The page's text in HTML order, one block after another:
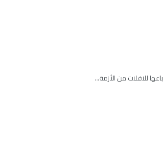
للافلات من الأزمة...